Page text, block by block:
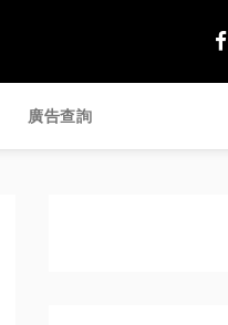
廣告查詢